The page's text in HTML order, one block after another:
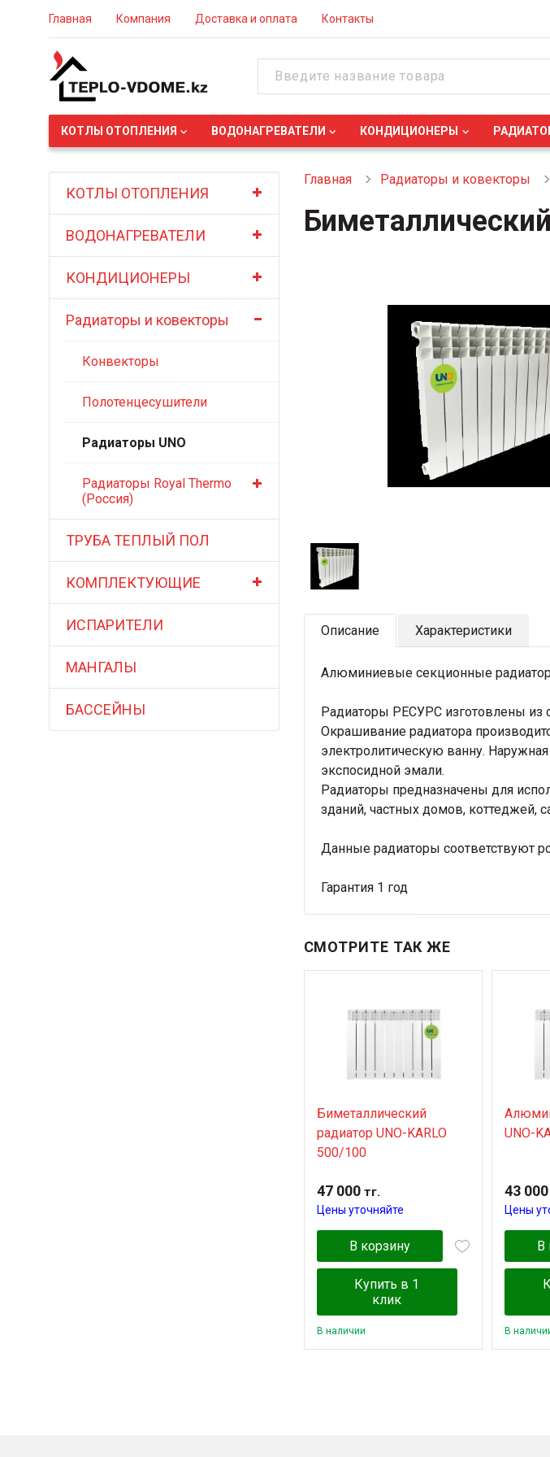
Главная Компания Доставка и оплата Контакты
КОТЛЫ ОТОПЛЕНИЯ ВОДОНАГРЕВАТЕЛИ КОНДИЦИОНЕРЫ
КОТЛЫ ОТОПЛЕНИЯ
ВОДОНАГРЕВАТЕЛИ
КОНДИЦИОНЕРЫ
Радиаторы и ковекторы
Конвекторы
Полотенцесушители
Радиаторы UNO
Радиаторы Royal Thermo
(Россия)
ТРУБА ТЕПЛЫЙ ПОЛ
КОМПЛЕКТУЮЩИЕ
ИСПАРИТЕЛИ
МАНГАЛЫ
БАССЕЙНЫ
Главная Радиаторы и ковекторы
Описание Характеристики
Алюминиевые секционные
Радиаторы РЕСУРС изготовлены из
Окрашивание радиатора
электролитическую ванну.
экспосидной эмали.
Радиаторы предназначены для
зданий, частных домов, коттеджей,
Данные радиаторы соответствуют
Гарантия 1 год
СМОТРИТЕ ТАК ЖЕ
Биметаллический
радиатор UNO-KARLO
500/100
47 000тг.
Цены уточняйте
В корзину
Купить в 1
клик
В наличии
UNO-
43 000
Цены
В
В